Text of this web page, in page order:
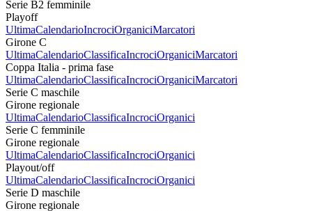
Serie B2 femminile
Playoff
UltimaCalendarioIncrociOrganiciMarcatori
Girone C
UltimaCalendarioClassificaIncrociOrganiciMarcatori
Coppa Italia - prima fase
UltimaCalendarioClassificaIncrociOrganiciMarcatori
Serie C maschile
Girone regionale
UltimaCalendarioClassificaIncrociOrganici
Serie C femminile
Girone regionale
UltimaCalendarioClassificaIncrociOrganici
Playout/off
UltimaCalendarioClassificaIncrociOrganici
Serie D maschile
Girone regionale